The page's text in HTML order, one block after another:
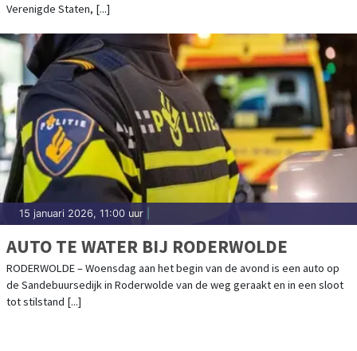
Verenigde Staten, [...]
15 januari 2026, 11:00 uur
AUTO TE WATER BIJ RODERWOLDE
RODERWOLDE – Woensdag aan het begin van de avond is een auto op
de Sandebuursedijk in Roderwolde van de weg geraakt en in een sloot
tot stilstand [...]